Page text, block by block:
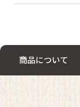
商品について